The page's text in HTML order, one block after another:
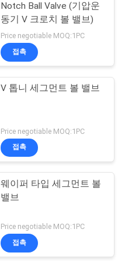
Notch Ball Valve (기압운
동기 V 크로치 볼 밸브)
Price negotiable MOQ:1PC
접촉
V 톱니 세그먼트 볼 밸브
Price negotiable MOQ:1PC
접촉
웨이퍼 타입 세그먼트 볼
밸브
Price negotiable MOQ:1PC
접촉